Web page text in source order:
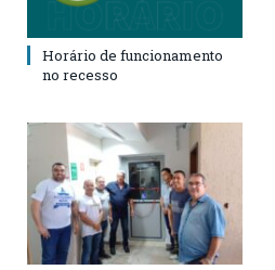
Horário de funcionamento
no recesso